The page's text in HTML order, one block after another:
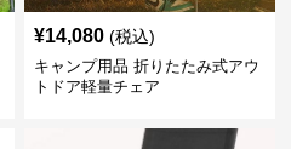
¥14,080 (税込)
キャンプ用品 折りたたみ式アウ
トドア軽量チェア